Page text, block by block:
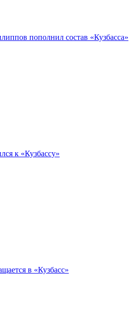
пополнил состав «Кузбасса»
к «Кузбассу»
в «Кузбасс»